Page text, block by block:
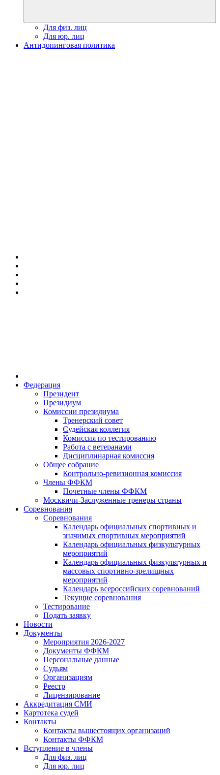
Для физ. лиц
Для юр. лиц
Антидопинговая политика
Федерация
Президент
Президиум
Комиссии президиума
Тренерский совет
Судейская коллегия
Комиссия по тестированию
Работа с ветеранами
Дисциплинарная комиссия
Общее собрание
Контрольно-ревизионная комиссия
Члены ФФКМ
Почетные члены ФФКМ
Москвичи-Заслуженные тренеры страны
Соревнования
Соревнования
Календарь официальных спортивных и
значимых спортивных мероприятий
Календарь официальных физкультурных
мероприятий
Календарь официальных физкультурных и
массовых спортивно-зрелищных
мероприятий
Календарь всероссийских соревнований
Текущие соревнования
Тестирование
Подать заявку
Новости
Документы
Мероприятия 2026-2027
Документы ФФКМ
Персональные данные
Судьям
Организациям
Реестр
Лицензирование
Аккредитация СМИ
Картотека судей
Контакты
Контакты вышестоящих организаций
Контакты ФФКМ
Вступление в члены
Для физ. лиц
Для юр. лиц